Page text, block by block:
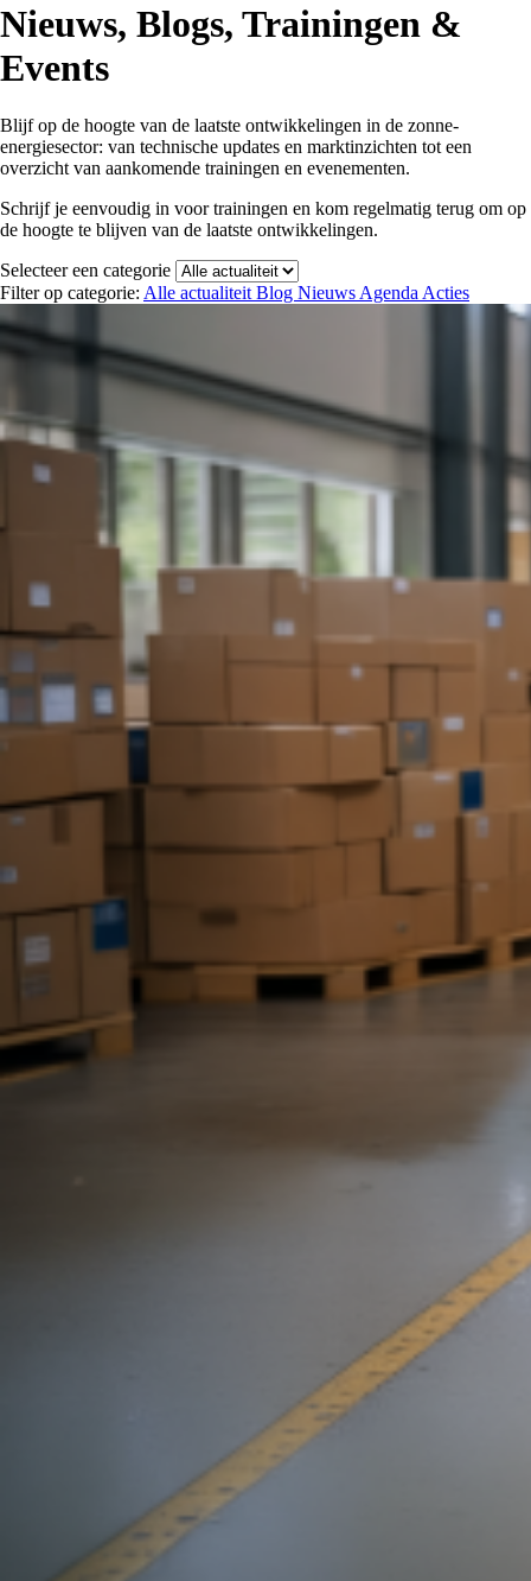
Nieuws, Blogs, Trainingen &
Events
Blijf op de hoogte van de laatste ontwikkelingen in de zonne-
energiesector: van technische updates en marktinzichten tot een
overzicht van aankomende trainingen en evenementen.
Schrijf je eenvoudig in voor trainingen en kom regelmatig terug om op
de hoogte te blijven van de laatste ontwikkelingen.
Selecteer een categorie
Filter op categorie: Alle actualiteit Blog Nieuws Agenda Acties